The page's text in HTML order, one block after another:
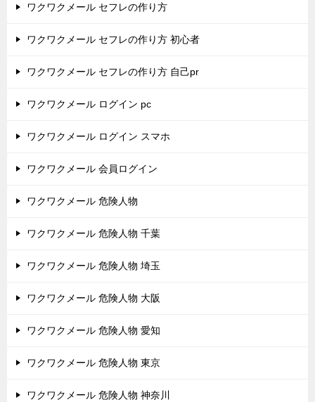
ワクワクメール セフレの作り方
ワクワクメール セフレの作り方 初心者
ワクワクメール セフレの作り方 自己pr
ワクワクメール ログイン pc
ワクワクメール ログイン スマホ
ワクワクメール 会員ログイン
ワクワクメール 危険人物
ワクワクメール 危険人物 千葉
ワクワクメール 危険人物 埼玉
ワクワクメール 危険人物 大阪
ワクワクメール 危険人物 愛知
ワクワクメール 危険人物 東京
ワクワクメール 危険人物 神奈川